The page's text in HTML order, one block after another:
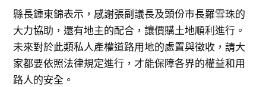
縣長鍾東錦表示，感謝張副議長及頭份市長羅雪珠的
大力協助，還有地主的配合，讓價購土地順利進行。
未來對於此類私人產權道路用地的處置與徵收，請大
家都要依照法律規定進行，才能保障各界的權益和用
路人的安全。